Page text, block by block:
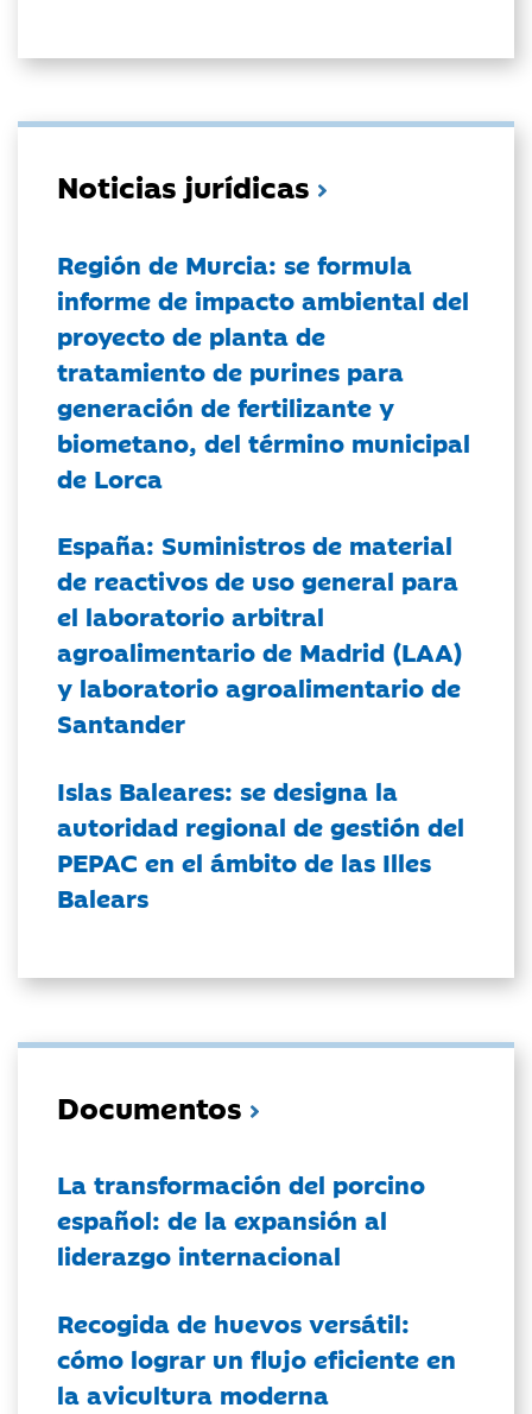
Noticias jurídicas
Región de Murcia: se formula
informe de impacto ambiental del
proyecto de planta de
tratamiento de purines para
generación de fertilizante y
biometano, del término municipal
de Lorca
España: Suministros de material
de reactivos de uso general para
el laboratorio arbitral
agroalimentario de Madrid (LAA)
y laboratorio agroalimentario de
Santander
Islas Baleares: se designa la
autoridad regional de gestión del
PEPAC en el ámbito de las Illes
Balears
Documentos
La transformación del porcino
español: de la expansión al
liderazgo internacional
Recogida de huevos versátil:
cómo lograr un flujo eficiente en
la avicultura moderna